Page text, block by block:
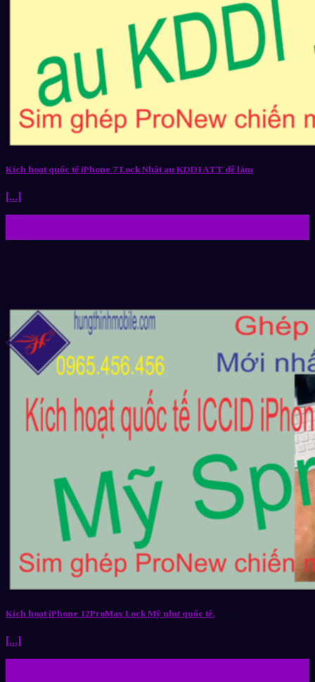
Kích hoạt quốc tế iPhone 7 Lock Nhật au KDDI ATT dễ làm
[...]
Kích hoạt iPhone 12ProMax Lock Mỹ như quốc tế.
[...]